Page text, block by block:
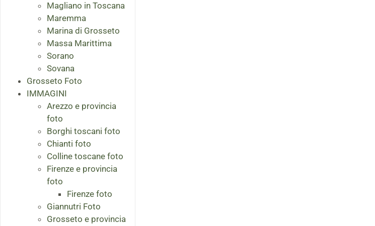
Magliano in Toscana
Maremma
Marina di Grosseto
Massa Marittima
Sorano
Sovana
Grosseto Foto
IMMAGINI
Arezzo e provincia
foto
Borghi toscani foto
Chianti foto
Colline toscane foto
Firenze e provincia
foto
Firenze foto
Giannutri Foto
Grosseto e provincia